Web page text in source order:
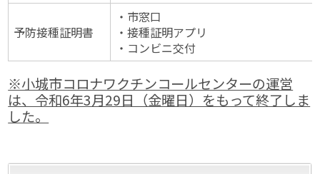
予防接種証明書
・市窓口
・接種証明アプリ
・コンビニ交付
※小城市コロナワクチンコールセンターの運営
は、令和6年3月29日（金曜日）をもって終了しま
した。